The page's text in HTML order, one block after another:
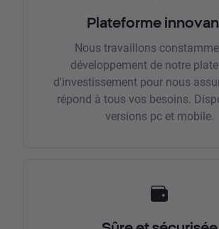
Plateforme
Nous travaillons
développement de notre
d'investissement pour nous
répond à tous vos besoins.
versions pc et mobile.